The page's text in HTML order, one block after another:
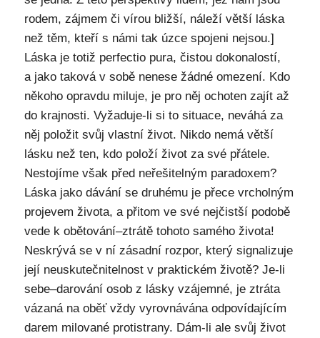
rodem, zájmem či vírou bližší, náleží větší láska
než těm, kteří s námi tak úzce spojeni nejsou.]
Láska je totiž perfectio pura, čistou dokonalostí,
a jako taková v sobě nenese žádné omezení. Kdo
někoho opravdu miluje, je pro něj ochoten zajít až
do krajnosti. Vyžaduje-li si to situace, neváhá za
něj položit svůj vlastní život. Nikdo nemá větší
lásku než ten, kdo položí život za své přátele.
Nestojíme však před neřešitelným paradoxem?
Láska jako dávání se druhému je přece vrcholným
projevem života, a přitom ve své nejčistší podobě
vede k obětování–ztrátě tohoto samého života!
Neskrývá se v ní zásadní rozpor, který signalizuje
její neuskutečnitelnost v praktickém životě? Je-li
sebe–darování osob z lásky vzájemné, je ztráta
vázaná na oběť vždy vyrovnávána odpovídajícím
darem milované protistrany. Dám-li ale svůj život